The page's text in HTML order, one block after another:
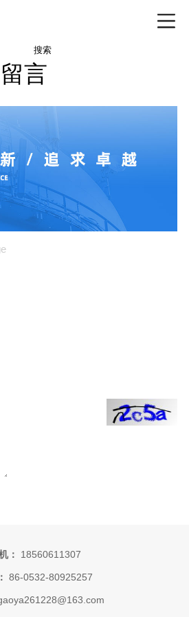
搜索
言
： 18560611307
86-0532-80925257